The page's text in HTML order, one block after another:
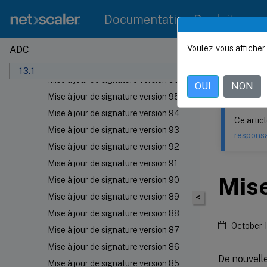
Documentation Produit
ADC
13.1
Mise à jour de signature version 100
Mise à jour de signature version 99
Mise à jour de signature version 97
Mise à jour de signature version 96
Mise à jour de signature version 95
Mise à jour de signature version 94
Mise à jour de signature version 93
Mise à jour de signature version 92
Mise à jour de signature version 91
Mise à jour de signature version 90
Mise à jour de signature version 89
Mise à jour de signature version 88
Mise à jour de signature version 87
Mise à jour de signature version 86
Mise à jour de signature version 85
Ce contenu a
<
Ce
October
De
Voulez-vous
OUI NON